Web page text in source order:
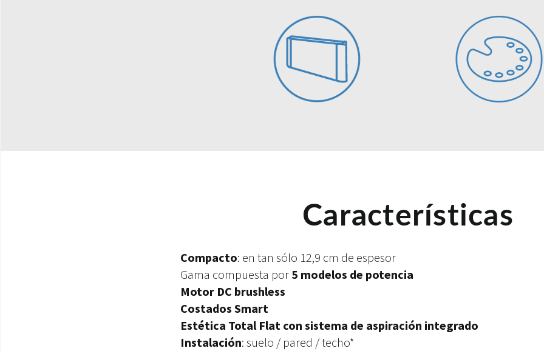
Características
Compacto: en tan sólo 12,9 cm de espesor
Gama compuesta por 5 modelos de potencia
Motor DC brushless
Costados Smart
Estética Total Flat con sistema de aspiración integrado
Instalación: suelo / pared / techo*